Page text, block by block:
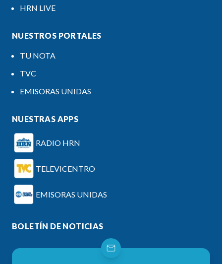
HRN LIVE
NUESTROS PORTALES
TU NOTA
TVC
EMISORAS UNIDAS
NUESTRAS APPS
RADIO HRN
TELEVICENTRO
EMISORAS UNIDAS
BOLETÍN DE NOTICIAS